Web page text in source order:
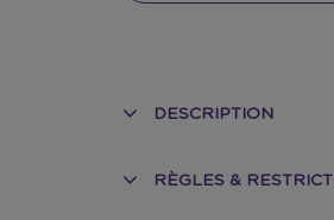
DESCRIPTION
RÈGLES &